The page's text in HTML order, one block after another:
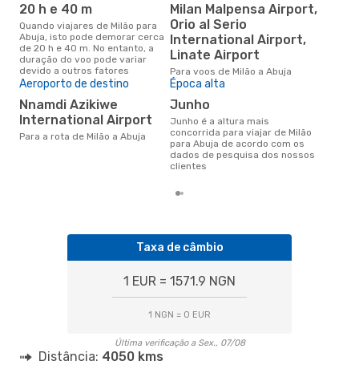
20 h e 40 m
Quando viajares de Milão para
Abuja, isto pode demorar cerca
de 20 h e 40 m. No entanto, a
duração do voo pode variar
devido a outros fatores
Milan Malpensa Airport,
Orio al Serio
International Airport,
Linate Airport
Para voos de Milão a Abuja
Aeroporto de destino
Nnamdi Azikiwe
International Airport
Para a rota de Milão a Abuja
Época alta
junho
junho é a altura mais
concorrida para viajar de Milão
para Abuja de acordo com os
dados de pesquisa dos nossos
clientes
Taxa de câmbio
1 EUR = 1571.9 NGN
1 NGN = 0 EUR
Última verificação a Sex., 07/08
Distância: 4050 kms